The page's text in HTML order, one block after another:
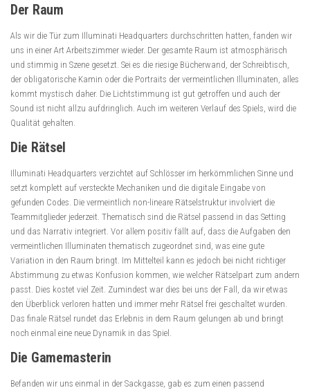
Der Raum
Als wir die Tür zum Illuminati Headquarters durchschritten hatten, fanden wir
uns in einer Art Arbeitszimmer wieder. Der gesamte Raum ist atmosphärisch
und stimmig in Szene gesetzt. Sei es die riesige Bücherwand, der Schreibtisch,
der obligatorische Kamin oder die Portraits der vermeintlichen Illuminaten, alles
kommt mystisch daher. Die Lichtstimmung ist gut getroffen und auch der
Sound ist nicht allzu aufdringlich. Auch im weiteren Verlauf des Spiels, wird die
Qualität gehalten.
Die Rätsel
Illuminati Headquarters verzichtet auf Schlösser im herkömmlichen Sinne und
setzt komplett auf versteckte Mechaniken und die digitale Eingabe von
gefunden Codes. Die vermeintlich non-lineare Rätselstruktur involviert die
Teammitglieder jederzeit. Thematisch sind die Rätsel passend in das Setting
und das Narrativ integriert. Vor allem positiv fällt auf, dass die Aufgaben den
vermeintlichen Illuminaten thematisch zugeordnet sind, was eine gute
Variation in den Raum bringt. Im Mittelteil kann es jedoch bei nicht richtiger
Abstimmung zu etwas Konfusion kommen, wie welcher Rätselpart zum andern
passt. Dies kostet viel Zeit. Zumindest war dies bei uns der Fall, da wir etwas
den Überblick verloren hatten und immer mehr Rätsel frei geschaltet wurden.
Das finale Rätsel rundet das Erlebnis in dem Raum gelungen ab und bringt
noch einmal eine neue Dynamik in das Spiel.
Die Gamemasterin
Befanden wir uns einmal in der Sackgasse, gab es zum einen passend